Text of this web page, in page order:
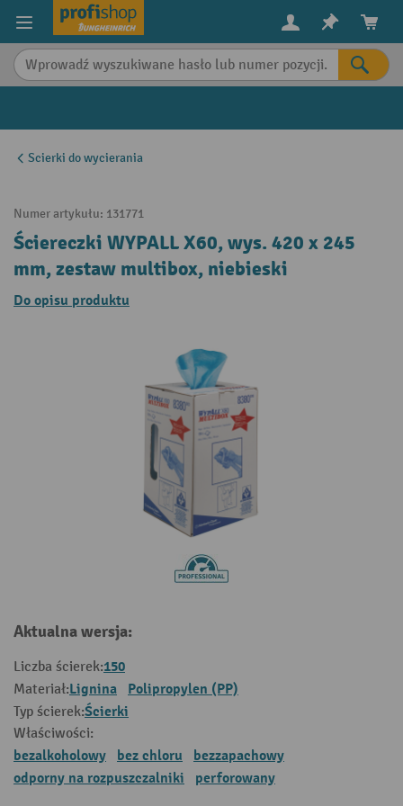
content
Scierki do wycierania
Numer artykułu: 131771
Ściereczki WYPALL X60, wys. 420 x 245
mm, zestaw multibox, niebieski
Do opisu produktu
Aktualna wersja:
Liczba ścierek:150
Materiał:Lignina Polipropylen (PP)
Typ ścierek:Ścierki
Właściwości:
bezalkoholowy bez chloru
bezzapachowy
odporny na rozpuszczalniki
perforowany